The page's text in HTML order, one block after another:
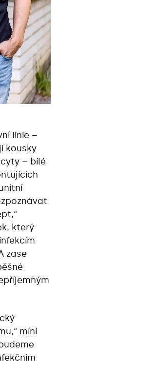
linie –
kousky
– bílé
který
zase
míní